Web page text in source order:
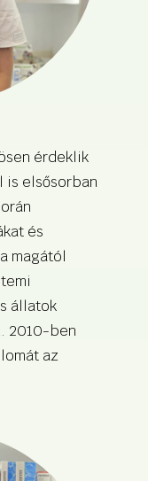
érdeklik
is elsősorban
és
magától
állatok
2010-ben
az